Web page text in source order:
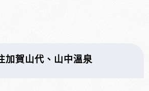
加賀山代、山中溫泉